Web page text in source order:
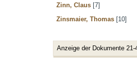
Zinn, Claus [7]
Zinsmaier, Thomas [10]
Anzeige der Dokumente 21-